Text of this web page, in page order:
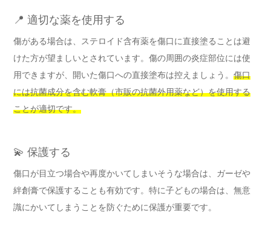
📍 適切な薬を使用する
傷がある場合は、ステロイド含有薬を傷口に直接塗ることは避
けた方が望ましいとされています。傷の周囲の炎症部位には使
用できますが、開いた傷口への直接塗布は控えましょう。 傷口
には抗菌成分を含む軟膏（市販の抗菌外用薬など）を使用する
ことが適切です。
💫 保護する
傷口が目立つ場合や再度かいてしまいそうな場合は、ガーゼや
絆創膏で保護することも有効です。特に子どもの場合は、無意
識にかいてしまうことを防ぐために保護が重要です。